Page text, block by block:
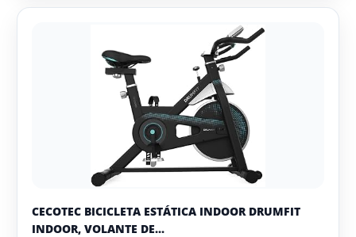
CECOTEC BICICLETA ESTÁTICA INDOOR DRUMFIT
INDOOR, VOLANTE DE...